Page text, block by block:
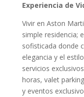
Experiencia de
Vivir en Aston
simple residencia;
sofisticada donde
elegancia y el
servicios
horas, valet
y eventos